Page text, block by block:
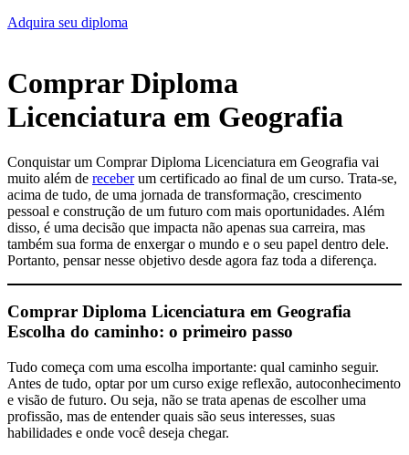
Adquira seu diploma
Comprar Diploma
Licenciatura em Geografia
Conquistar um Comprar Diploma Licenciatura em Geografia vai
muito além de receberum certificado ao final de um curso. Trata-se,
acima de tudo, de uma jornada de transformação, crescimento
pessoal e construção de um futuro com mais oportunidades. Além
disso, é uma decisão que impacta não apenas sua carreira, mas
também sua forma de enxergar o mundo e o seu papel dentro dele.
Portanto, pensar nesse objetivo desde agora faz toda a diferença.
Comprar Diploma Licenciatura em Geografia
Escolha do caminho: o primeiro passo
Tudo começa com uma escolha importante: qual caminho seguir.
Antes de tudo, optar por um curso exige reflexão, autoconhecimento
e visão de futuro. Ou seja, não se trata apenas de escolher uma
profissão, mas de entender quais são seus interesses, suas
habilidades e onde você deseja chegar.